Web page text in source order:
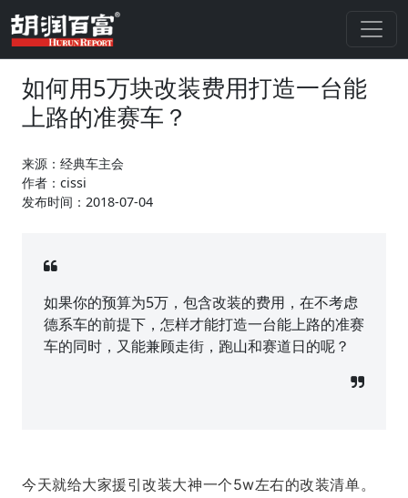
如何用5万块改装费用打造一台能
上路的准赛车？
来源：经典车主会
作者：cissi
发布时间：2018-07-04
如果你的预算为5万，包含改装的费用，在不考虑
德系车的前提下，怎样才能打造一台能上路的准赛
车的同时，又能兼顾走街，跑山和赛道日的呢？
今天就给大家援引改装大神一个5w左右的改装清单。